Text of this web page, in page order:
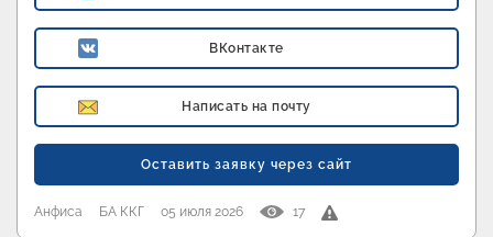
ВКонтакте
Написать на почту
Оставить заявку через сайт
Анфиса БА ККГ 05 июля 2026 17